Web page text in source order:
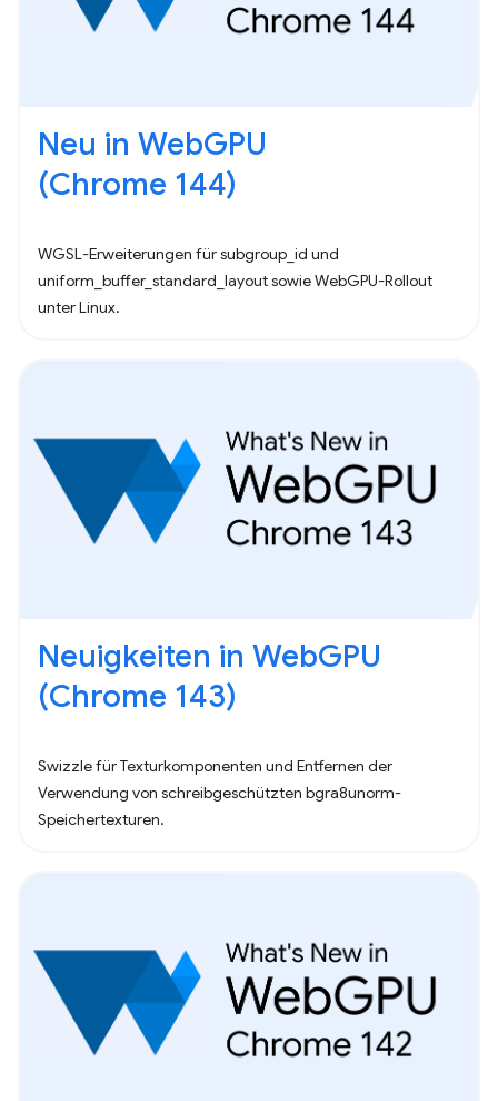
Neu in WebGPU
(Chrome 144)
WGSL-Erweiterungen für subgroup_id und
uniform_buffer_standard_layout sowie WebGPU-Rollout
unter Linux.
Neuigkeiten in WebGPU
(Chrome 143)
Swizzle für Texturkomponenten und Entfernen der
Verwendung von schreibgeschützten bgra8unorm-
Speichertexturen.